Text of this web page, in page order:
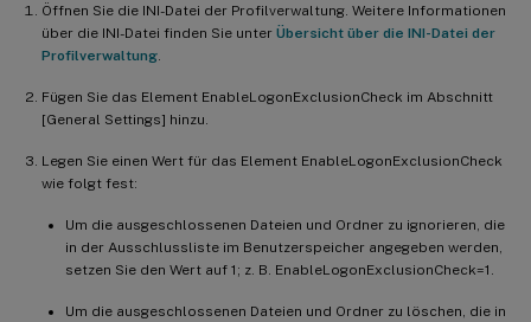
Öffnen Sie die INI-Datei der Profilverwaltung. Weitere Informationen
über die INI-Datei finden Sie unter Übersicht über die INI-Datei der
Profilverwaltung
Fügen Sie das Element EnableLogonExclusionCheck im Abschnitt
[General Settings] hinzu.
Legen Sie einen Wert für das Element EnableLogonExclusionCheck
wie folgt fest:
Um die ausgeschlossenen Dateien und Ordner zu ignorieren, die
in der Ausschlussliste im Benutzerspeicher angegeben werden,
setzen Sie den Wert auf 1; z. B. EnableLogonExclusionCheck=1.
Um die ausgeschlossenen Dateien und Ordner zu löschen, die in